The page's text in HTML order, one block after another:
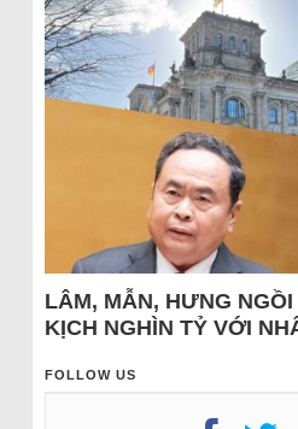
LÂM, MẪN, HƯNG
KỊCH NGHÌN TỶ VỚI
FOLLOW US